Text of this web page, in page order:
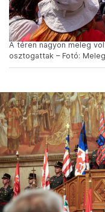
A téren nagyon meleg
osztogattak – Fotó: